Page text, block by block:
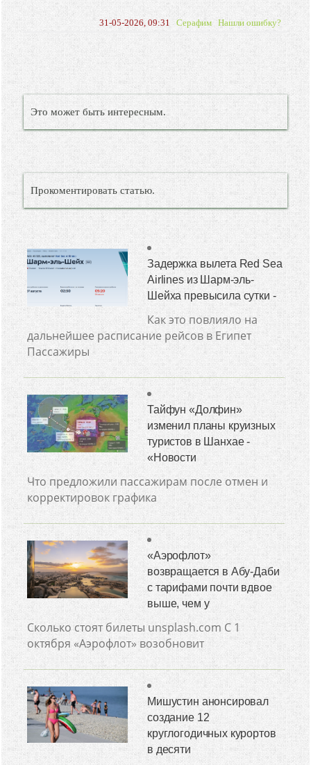
31-05-2026, 09:31 Серафим Нашли ошибку?
Это может быть интересным.
Прокоментировать статью.
Задержка вылета Red Sea
Airlines из Шарм-эль-
Шейха превысила сутки -
Как это повлияло на
дальнейшее расписание рейсов в Египет
Пассажиры
Тайфун «Долфин»
изменил планы круизных
туристов в Шанхае -
«Новости
Что предложили пассажирам после отмен и
корректировок графика
«Аэрофлот»
возвращается в Абу-Даби
с тарифами почти вдвое
выше, чем у
Сколько стоят билеты unsplash.com С 1
октября «Аэрофлот» возобновит
Мишустин анонсировал
создание 12
круглогодичных курортов
в десяти